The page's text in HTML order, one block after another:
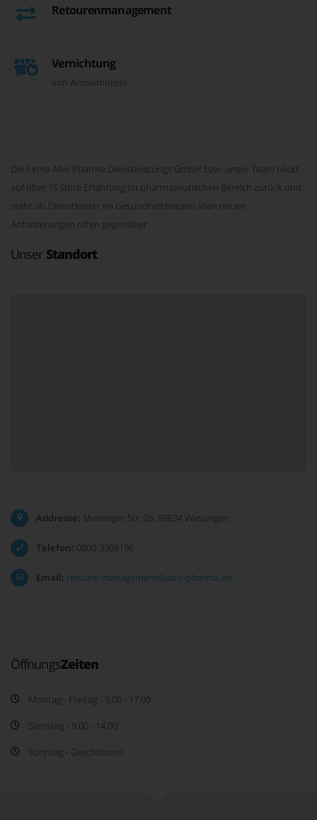
Retourenmanagement
Vernichtung
von Arzneimitteln
Die Firma Abis Pharma Dienstleistungs GmbH bzw. unser Team blickt
auf über 15 Jahre Erfahrung im pharmazeutischen Bereich zurück und
steht als Dienstleister im Gesundheitswesen allen neuen
Anforderungen offen gegenüber.
Unser Standort
Addresse: Meininger Str. 26, 98634 Wasungen
Telefon: 0800-3308196
Email: retoure-management@abis-pharma.de
ÖffnungsZeiten
Montag - Freitag - 9.00 - 17.00
Samstag - 9.00 - 14.00
Sonntag - Geschlossen